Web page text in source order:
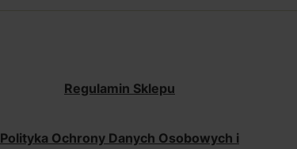
Regulamin Sklepu
Polityka Ochrony Danych Osobowych i